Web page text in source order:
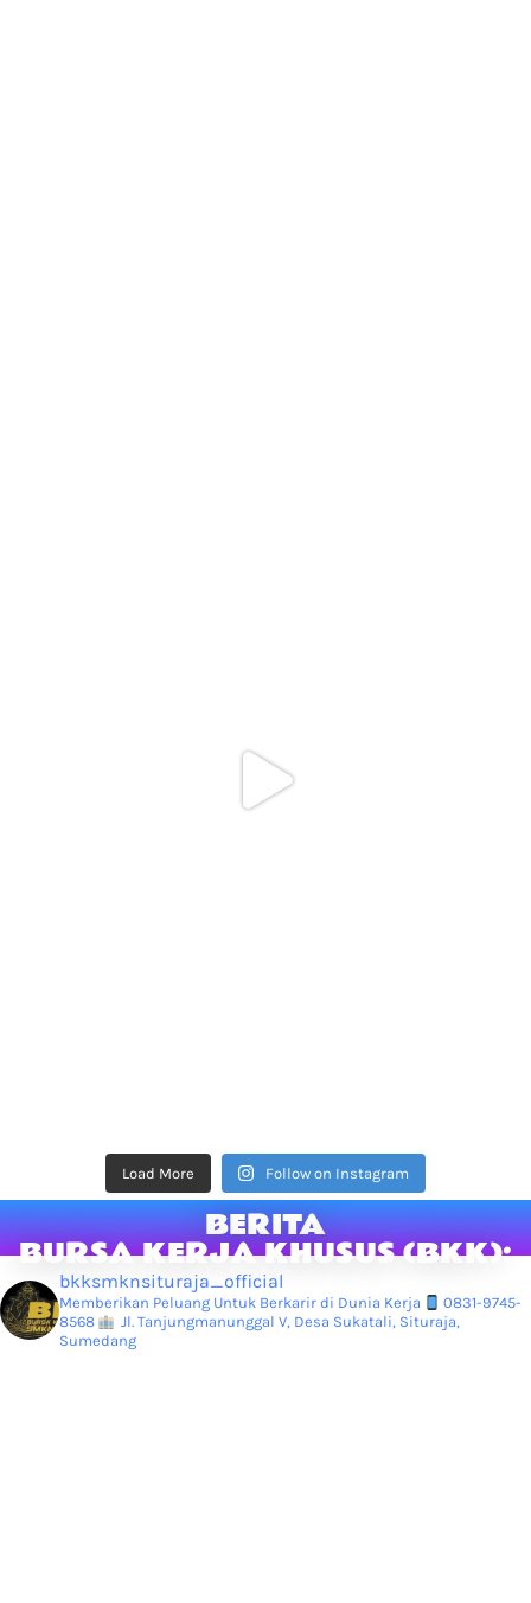
Load More Follow on Instagram
BERITA
BURSA KERJA KHUSUS (BKK):
bkksmknsituraja_official
Memberikan Peluang Untuk Berkarir di Dunia Kerja
0831-9745-
8568
Jl. Tanjungmanunggal V, Desa Sukatali, Situraja,
Sumedang